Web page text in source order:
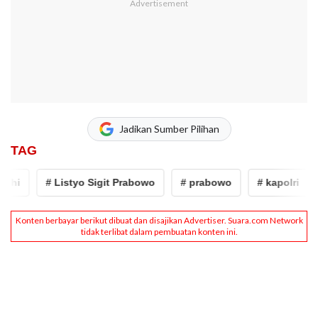
Jadikan Sumber Pilihan
TAG
# Listyo Sigit Prabowo # prabowo # kapolri